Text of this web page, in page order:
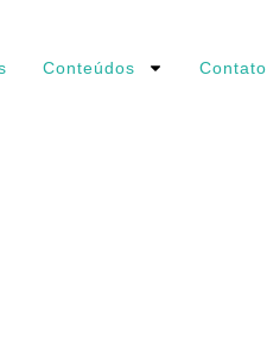
Conteúdos Contato